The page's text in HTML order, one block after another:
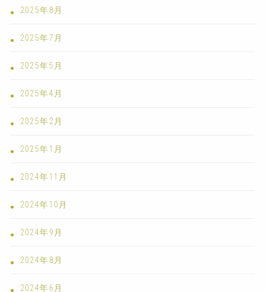
2025年8月
2025年7月
2025年5月
2025年4月
2025年2月
2025年1月
2024年11月
2024年10月
2024年9月
2024年8月
2024年6月